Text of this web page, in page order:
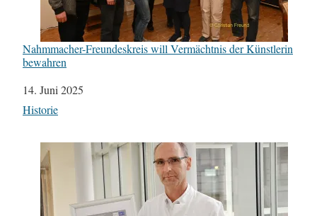
Nahmmacher-Freundeskreis will Vermächtnis der Künstlerin
bewahren
Datum
14. Juni 2025
In Bezug auf
Historie